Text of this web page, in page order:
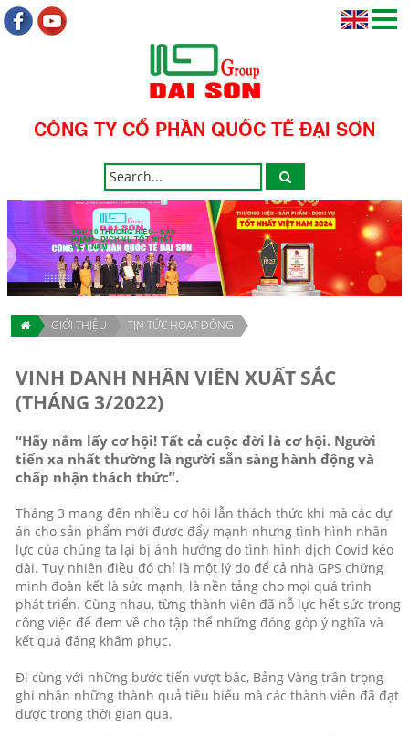
CÔNG TY CỔ PHẦN QUỐC TẾ ĐẠI SƠN
TOP 10 THƯƠNG HIỆU - SẢN
PHẨM - DỊCH VỤ TỐT NHẤT
VIỆT NAM
GIỚI THIỆU TIN TỨC HOẠT ĐỘNG
VINH DANH NHÂN VIÊN XUẤT SẮC
(THÁNG 3/2022)
“Hãy nắm lấy cơ hội! Tất cả cuộc đời là cơ hội. Người
tiến xa nhất thường là người sẵn sàng hành động và
chấp nhận thách thức”.
Tháng 3 mang đến nhiều cơ hội lẫn thách thức khi mà các dự
án cho sản phẩm mới được đẩy mạnh nhưng tình hình nhân
lực của chúng ta lại bị ảnh hưởng do tình hình dịch Covid kéo
dài. Tuy nhiên điều đó chỉ là một lý do để cả nhà GPS chứng
minh đoàn kết là sức mạnh, là nền tảng cho mọi quá trình
phát triển. Cùng nhau, từng thành viên đã nỗ lực hết sức trong
công việc để đem về cho tập thể những đóng góp ý nghĩa và
kết quả đáng khâm phục.
Đi cùng với những bước tiến vượt bậc, Bảng Vàng trân trọng
ghi nhận những thành quả tiêu biểu mà các thành viên đã đạt
được trong thời gian qua.️